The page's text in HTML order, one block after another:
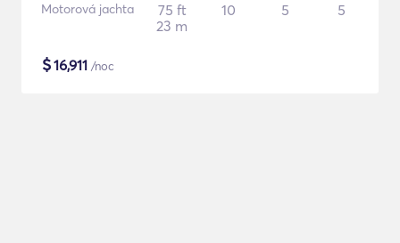
Motorová jachta
75 ft
23 m
10 5 5
$16,911 /noc